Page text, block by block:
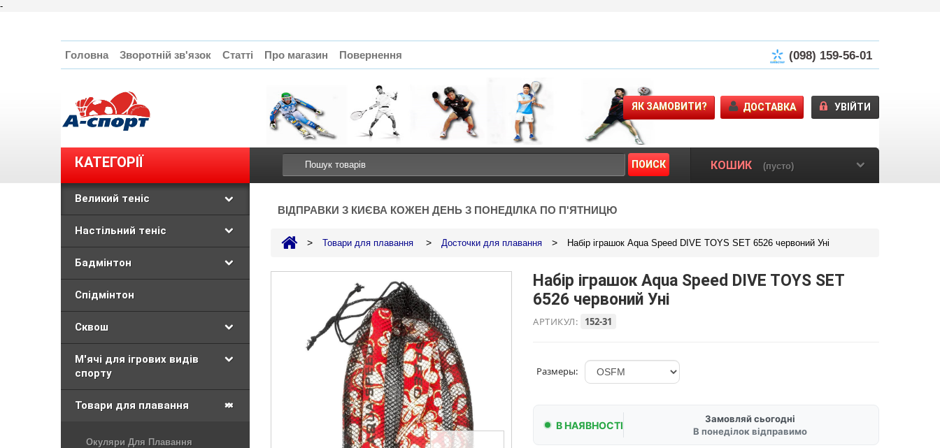
-
(098) 159-56-01
Головна Зворотній зв'язок Статті Про магазин Повернення
ПОИСК
УВІЙТИ
ЯК ЗАМОВИТИ? ДОСТАВКА
КОШИК (пусто)
КАТЕГОРІЇ
Великий теніс
Настільний теніс
Бадмінтон
Спідмінтон
Сквош
М'ячі для ігрових видів
спорту
Товари для плавання
Окуляри Для Плавання
ВІДПРАВКИ З КИЄВА КОЖЕН ДЕНЬ З ПОНЕДІЛКА ПО П'ЯТНИЦЮ
> Товари для плавання > Досточки для плавання > Набір іграшок Aqua Speed DIVE TOYS SET 6526 червоний Уні
Набір іграшок Aqua Speed DIVE TOYS SET
6526 червоний Уні
АРТИКУЛ: 152-31
Размеры:
Замовляй сьогодні
В понеділок відправимо
В НАЯВНОСТІ